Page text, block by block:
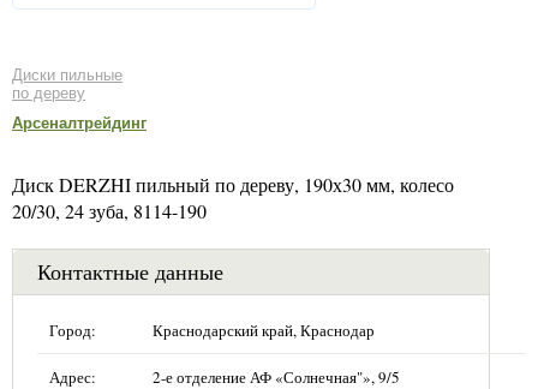
Диски пильные
по дереву
Арсеналтрейдинг
Диск DERZHI пильный по дереву, 190х30 мм, колесо
20/30, 24 зуба, 8114-190
Контактные данные
Город: Краснодарский край, Краснодар
Адрес: 2-е отделение АФ «Солнечная"», 9/5